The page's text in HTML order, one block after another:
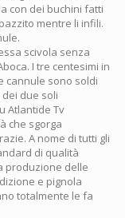
con dei buchini fatti
mentre li infili.
scivola senza
I tre centesimi in
cannule sono soldi
due soli
Atlantide Tv
che sgorga
A nome di tutti gli
di qualità
produzione delle
e pignola
totalmente le fa